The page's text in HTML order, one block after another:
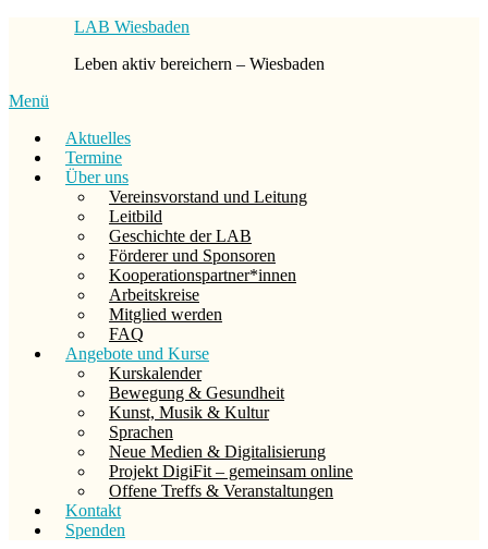
LAB Wiesbaden
Leben aktiv bereichern – Wiesbaden
Menü
Aktuelles
Termine
Über uns
Vereinsvorstand und Leitung
Leitbild
Geschichte der LAB
Förderer und Sponsoren
Kooperationspartner*innen
Arbeitskreise
Mitglied werden
FAQ
Angebote und Kurse
Kurskalender
Bewegung & Gesundheit
Kunst, Musik & Kultur
Sprachen
Neue Medien & Digitalisierung
Projekt DigiFit – gemeinsam online
Offene Treffs & Veranstaltungen
Kontakt
Spenden